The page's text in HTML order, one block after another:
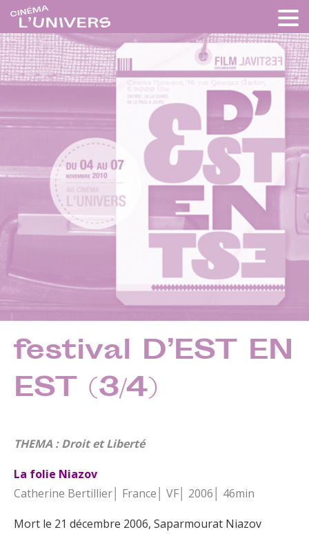
festival D’EST EN
EST (3/4)
THEMA : Droit et Liberté
La folie Niazov
Catherine Bertillier│ France│ VF│ 2006│ 46min
Mort le 21 décembre 2006, Saparmourat Niazov